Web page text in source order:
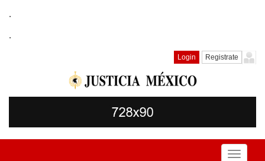
.
.
Login Registrate
Toggle